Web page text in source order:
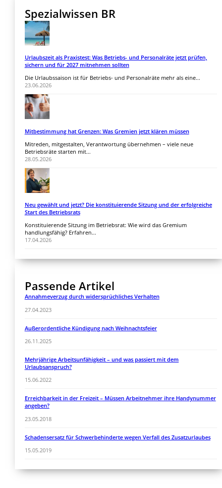
Spezialwissen BR
Urlaubszeit als Praxistest: Was Betriebs- und Personalräte jetzt prüfen,
sichern und für 2027 mitnehmen sollten
Die Urlaubssaison ist für Betriebs- und Personalräte mehr als eine...
23.06.2026
Mitbestimmung hat Grenzen: Was Gremien jetzt klären müssen
Mitreden, mitgestalten, Verantwortung übernehmen – viele neue
Betriebsräte starten mit...
28.05.2026
Neu gewählt und jetzt? Die konstituierende Sitzung und der erfolgreiche
Start des Betriebsrats
Konstituierende Sitzung im Betriebsrat: Wie wird das Gremium
handlungsfähig? Erfahren...
17.04.2026
Passende Artikel
Annahmeverzug durch widersprüchliches Verhalten
27.04.2023
Außerordentliche Kündigung nach Weihnachtsfeier
26.11.2025
Mehrjährige Arbeitsunfähigkeit – und was passiert mit dem
Urlaubsanspruch?
15.06.2022
Erreichbarkeit in der Freizeit – Müssen Arbeitnehmer ihre Handynummer
angeben?
23.05.2018
Schadensersatz für Schwerbehinderte wegen Verfall des Zusatzurlaubes
15.05.2019